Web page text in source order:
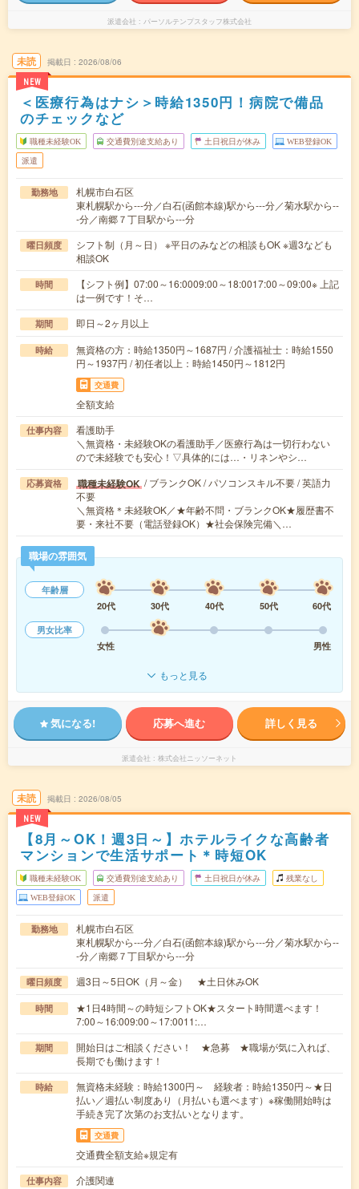
派遣会社 パーソルテンプスタッフ株式会社
未読
NEW
掲載日 2026/08/06
＜医療行為はナシ＞時給1350円！病院で備品
のチェックなど
職種未経験OK 交通費別途支給あり 土日祝日が休み WEB登録OK
派遣
勤務地
札幌市白石区
東札幌駅から---分／白石(函館本線)駅から---分／菊水駅から--
-分／南郷７丁目駅から---分
曜日頻度
シフト制（月～日） ※平日のみなどの相談もOK ※週3なども
相談OK
時間
【シフト例】07:00～16:0009:00～18:0017:00～09:00※ 上記
は一例です！そ…
期間 即日～2ヶ月以上
時給
無資格の方：時給1350円～1687円 / 介護福祉士：時給1550
円～1937円 / 初任者以上：時給1450円～1812円
交通費
全額支給
仕事内容
看護助手
＼無資格・未経験OKの看護助手／医療行為は一切行わない
ので未経験でも安心！▽具体的には…・リネンやシ…
応募資格 職種未経験OK / ブランクOK / パソコンスキル不要 / 英語力
不要
＼無資格＊未経験OK／★年齢不問・ブランクOK★履歴書不
要・来社不要（電話登録OK）★社会保険完備＼…
職場の雰囲気
年齢層
20代
30代 40代 50代
60代
男女比率
女性
男性
もっと見る
気になる! 応募へ進む 詳しく見る
派遣会社 株式会社ニッソーネット
未読
NEW
掲載日 2026/08/05
【8月～OK！週3日～】ホテルライクな高齢者
マンションで生活サポート＊時短OK
職種未経験OK 交通費別途支給あり 土日祝日が休み 残業なし
WEB登録OK 派遣
勤務地
札幌市白石区
東札幌駅から---分／白石(函館本線)駅から---分／菊水駅から--
-分／南郷７丁目駅から---分
曜日頻度 週3日～5日OK（月～金） ★土日休みOK
時間
★1日4時間～の時短シフトOK★スタート時間選べます！
7:00～16:009:00～17:0011:…
期間
開始日はご相談ください！ ★急募 ★職場が気に入れば、
長期でも働けます！
時給
無資格未経験：時給1300円～ 経験者：時給1350円～★日
払い／週払い制度あり（月払いも選べます）※稼働開始時は
手続き完了次第のお支払いとなります。
交通費
交通費全額支給※規定有
仕事内容
介護関連